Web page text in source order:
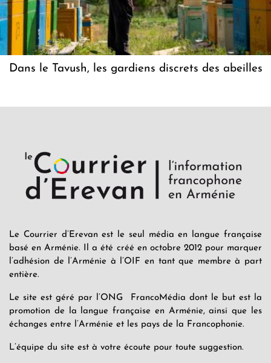
Dans le Tavush, les gardiens discrets des abeilles
Le Courrier d’Erevan est le seul média en langue française
basé en Arménie. Il a été créé en octobre 2012 pour marquer
l’adhésion de l’Arménie à l’OIF en tant que membre à part
entière.
Le site est géré par l’ONG FrancoMédia dont le but est la
promotion de la langue française en Arménie, ainsi que les
échanges entre l’Arménie et les pays de la Francophonie.
L’équipe du site est à votre écoute pour toute suggestion.